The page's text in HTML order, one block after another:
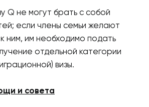
Q не могут брать с собой
если члены семьи желают
ним, им необходимо подать
отдельной категории
визы.
и совета